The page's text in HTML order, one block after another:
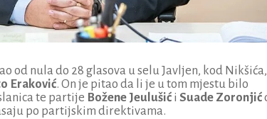
od nula do 28 glasova u selu Javljen, kod Nikšića,
Eraković. On je pitao da li je u tom mjestu bilo
te partije Božene Jeulušić i Suade Zoronjić
po partijskim direktivama.